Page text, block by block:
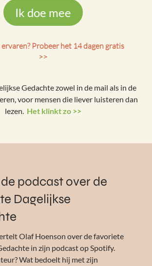
Ik doe mee
Probeer het 14 dagen gratis
>>
Gedachte zowel in de mail als in de
voor mensen die liever luisteren dan
lezen. Het klinkt zo >>
podcast over de
Dagelijkse
Olaf Hoenson over de favoriete
in zijn podcast op Spotify.
Wat bedoelt hij met zijn